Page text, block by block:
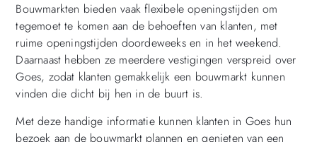
Bouwmarkten bieden vaak flexibele openingstijden om
tegemoet te komen aan de behoeften van klanten, met
ruime openingstijden doordeweeks en in het weekend.
Daarnaast hebben ze meerdere vestigingen verspreid over
Goes, zodat klanten gemakkelijk een bouwmarkt kunnen
vinden die dicht bij hen in de buurt is.
Met deze handige informatie kunnen klanten in Goes hun
bezoek aan de bouwmarkt plannen en genieten van een